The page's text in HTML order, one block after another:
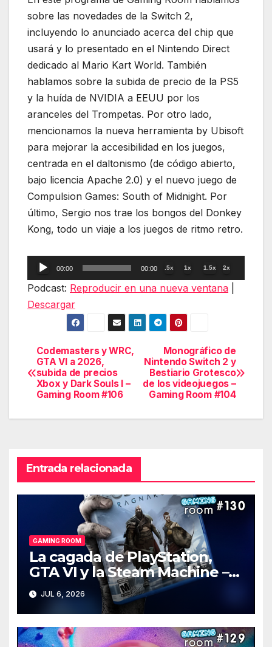
sobre las novedades de la Switch 2,
incluyendo lo anunciado acerca del chip que
usará y lo presentado en el Nintendo Direct
dedicado al Mario Kart World. También
hablamos sobre la subida de precio de la PS5
y la huída de NVIDIA a EEUU por los
aranceles del Trompetas. Por otro lado,
mencionamos la nueva herramienta by Ubisoft
para mejorar la accesibilidad en los juegos,
centrada en el daltonismo (de código abierto,
bajo licencia Apache 2.0) y el nuevo juego de
Compulsion Games: South of Midnight. Por
último, Sergio nos trae los bongos del Donkey
Kong, todo un viaje a los juegos de ritmo retro.
Reproductor
de
00:00 00:00 .5x 1x 1.5x 2x
Podcast: Reproducir en una nueva ventana
Descargar
Navegación
de
entradas
Monográfico de
Nintendo Switch 2 y
Bestiario Grotesco
de los videojuegos –
Gaming Room #104
Codemasters y WRC,
GTA VI a 2026,
subida de precios
Xbox y Dark Souls I –
Gaming Room #106
Entrada relacionada
GAMING ROOM
La cagada de PlayStation,
GTA VI y la Steam Machine –
Gaming Room #130
JUL 6, 2026